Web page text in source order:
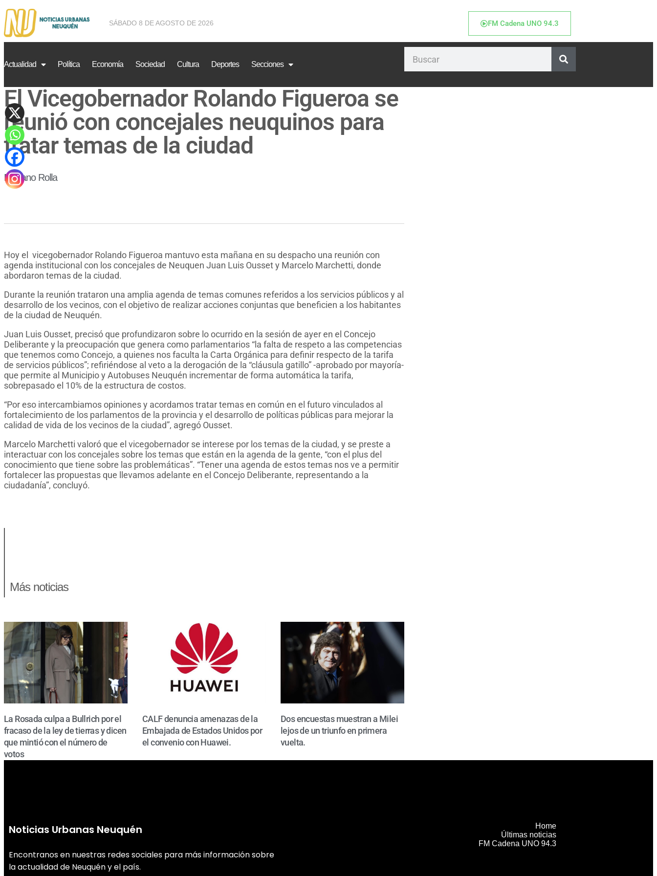
SÁBADO 8 DE AGOSTO DE 2026 FM Cadena UNO 94.3
Actualidad Política Economía Sociedad Cultura Deportes Secciones
El Vicegobernador Rolando Figueroa se
reunió con concejales neuquinos para
tratar temas de la ciudad
Mariano Rolla
Hoy el vicegobernador Rolando Figueroa mantuvo esta mañana en su despacho una reunión con
agenda institucional con los concejales de Neuquen Juan Luis Ousset y Marcelo Marchetti, donde
abordaron temas de la ciudad.
Durante la reunión trataron una amplia agenda de temas comunes referidos a los servicios públicos y al
desarrollo de los vecinos, con el objetivo de realizar acciones conjuntas que beneficien a los habitantes
de la ciudad de Neuquén.
Juan Luis Ousset, precisó que profundizaron sobre lo ocurrido en la sesión de ayer en el Concejo
Deliberante y la preocupación que genera como parlamentarios “la falta de respeto a las competencias
que tenemos como Concejo, a quienes nos faculta la Carta Orgánica para definir respecto de la tarifa
de servicios públicos”; refiriéndose al veto a la derogación de la “cláusula gatillo” -aprobado por mayoría-
que permite al Municipio y Autobuses Neuquén incrementar de forma automática la tarifa,
sobrepasado el 10% de la estructura de costos.
“Por eso intercambiamos opiniones y acordamos tratar temas en común en el futuro vinculados al
fortalecimiento de los parlamentos de la provincia y el desarrollo de políticas públicas para mejorar la
calidad de vida de los vecinos de la ciudad”, agregó Ousset.
Marcelo Marchetti valoró que el vicegobernador se interese por los temas de la ciudad, y se preste a
interactuar con los concejales sobre los temas que están en la agenda de la gente, “con el plus del
conocimiento que tiene sobre las problemáticas”. “Tener una agenda de estos temas nos ve a permitir
fortalecer las propuestas que llevamos adelante en el Concejo Deliberante, representando a la
ciudadanía”, concluyó.
Más noticias
La Rosada culpa a Bullrich por el
fracaso de la ley de tierras y dicen
que mintió con el número de
votos
CALF denuncia amenazas de la
Embajada de Estados Unidos por
el convenio con Huawei.
Dos encuestas muestran a Milei
lejos de un triunfo en primera
vuelta.
Noticias Urbanas Neuquén
Encontranos en nuestras redes sociales para más información sobre
la actualidad de Neuquén y el país.
Home
Últimas noticias
FM Cadena UNO 94.3